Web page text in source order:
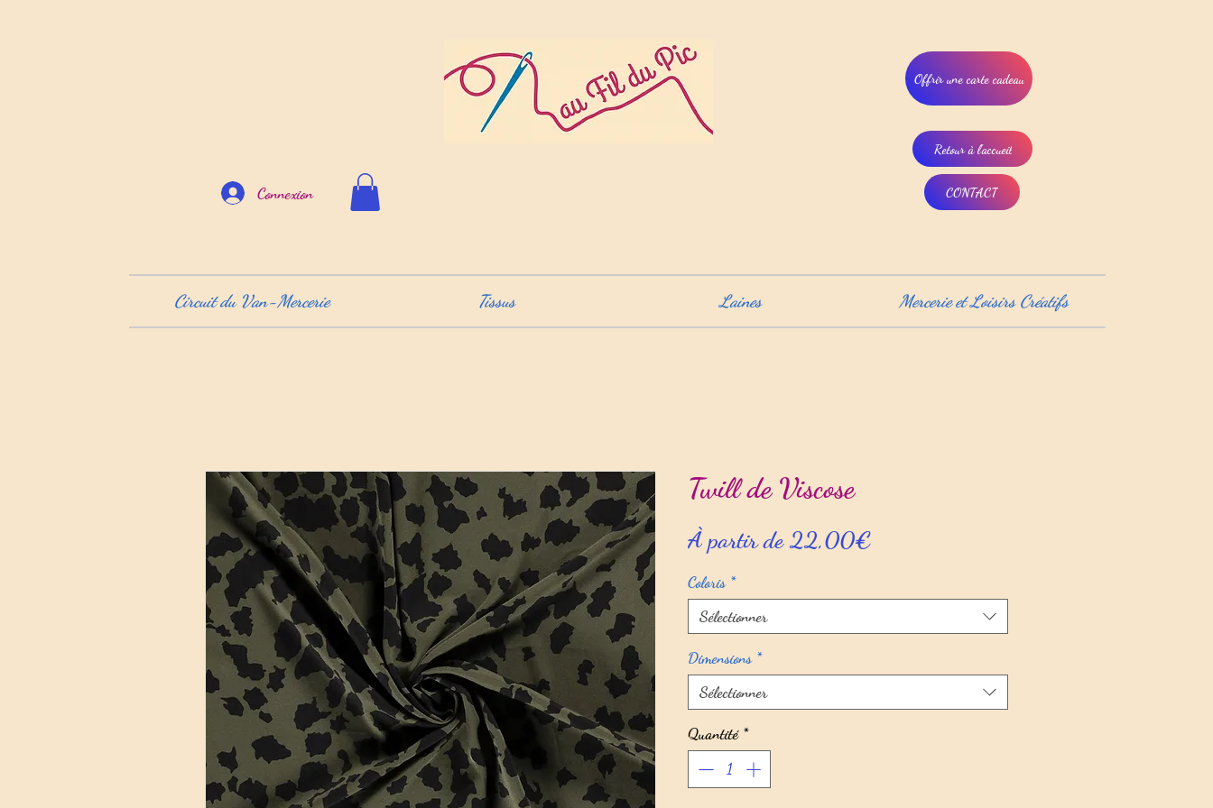
Connexion
Offrir une carte cadeau
Retour à l'accueil
CONTACT
Circuit du Van-Mercerie Tissus Laines Mercerie et Loisirs Créatifs
Twill de Viscose
À partir de22,00€
Coloris *
Sélectionner
Dimensions *
Sélectionner
Quantité *